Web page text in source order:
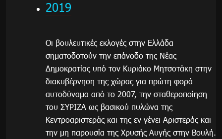
2019
Οι βουλευτικές εκλογές στην Ελλάδα
σηματοδοτούν την επάνοδο της Νέας
Δημοκρατίας υπό τον Κυριάκο Μητσοτάκη στην
διακυβέρνηση της χώρας για πρώτη φορά
αυτοδύναμα από το 2007, την σταθεροποίηση
του ΣΥΡΙΖΑ ως βασικού πυλώνα της
Κεντροαριστεράς και της εν γένει Αριστεράς και
την μη παρουσία της Χρυσής Αυγής στην Βουλή.